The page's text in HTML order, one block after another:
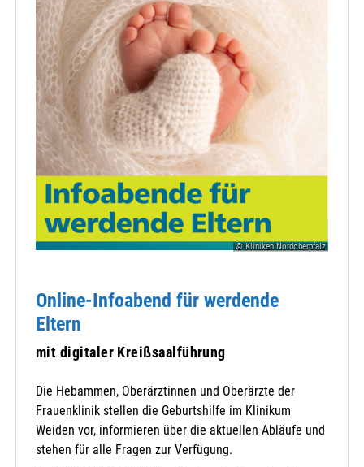
© Kliniken Nordoberpfalz
Online-Infoabend für werdende
Eltern
mit digitaler Kreißsaalführung
Die Hebammen, Oberärztinnen und Oberärzte der
Frauenklinik stellen die Geburtshilfe im Klinikum
Weiden vor, informieren über die aktuellen Abläufe und
stehen für alle Fragen zur Verfügung.